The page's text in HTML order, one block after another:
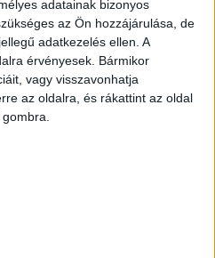
adatainak bizonyos
az Ön hozzájárulása, de
adatkezelés ellen. A
érvényesek. Bármikor
vagy visszavonhatja
az oldalra, és rákattint az oldal
a Lenovo
támogatott közel harminc
létrejött Lenovo Legion
lépő e-sportot támogató...